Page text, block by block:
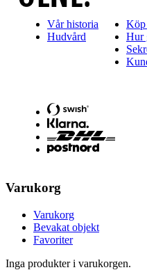
Vår historia
Hudvård
Köp
Hur
Varukorg
Varukorg
Bevakat objekt
Favoriter
Inga produkter i varukorgen.